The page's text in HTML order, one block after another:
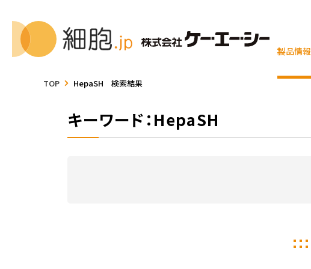
製品情報
TOP HepaSH 検索結果
キーワード：HepaSH